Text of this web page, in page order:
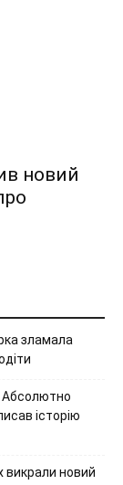
новий
зламала
Абсолютно
історію
викрали новий